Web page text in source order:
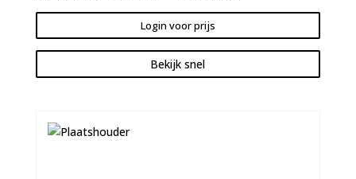
Login voor prijs
Bekijk snel